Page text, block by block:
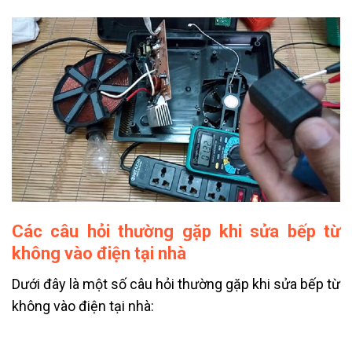
Các câu hỏi thường gặp khi sửa bếp từ
không vào điện tại nhà
Dưới đây là một số câu hỏi thường gặp khi sửa bếp từ
không vào điện tại nhà: